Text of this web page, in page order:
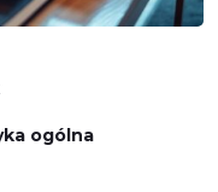
ogólna